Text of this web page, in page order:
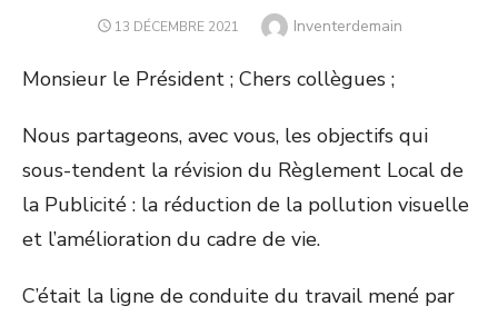
POSTED
13 DÉCEMBRE 2021 Author
Inventerdemain
Monsieur le Président ; Chers collègues ;
Nous partageons, avec vous, les objectifs qui
sous-tendent la révision du Règlement Local de
la Publicité : la réduction de la pollution visuelle
et l’amélioration du cadre de vie.
C’était la ligne de conduite du travail mené par